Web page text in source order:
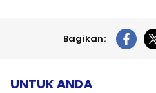
Bagikan:
UNTUK ANDA